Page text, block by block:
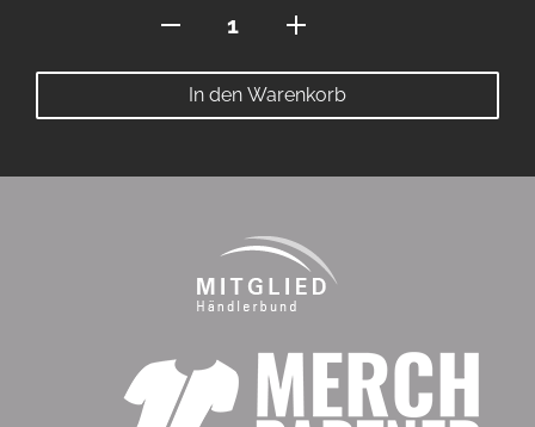
Hose
Menge
In den Warenkorb